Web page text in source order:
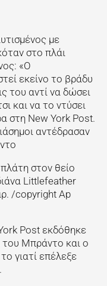
με
στο πλάι
«Ο
εκείνο το βράδυ
του αντί να δώσει
και να το ντύσει
στη New York Post.
αντέδρασαν
στον θείο
Littlefeather
/copyright Ap
Post εκδόθηκε
του Μπράντο και ο
γιατί επέλεξε